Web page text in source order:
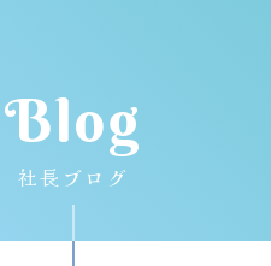
Blog
社長ブログ